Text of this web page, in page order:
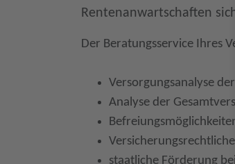
Rentenanwartschaften
Der Beratungsservice Ihres
Versorgungsanalyse
Analyse der
staatliche Förderung